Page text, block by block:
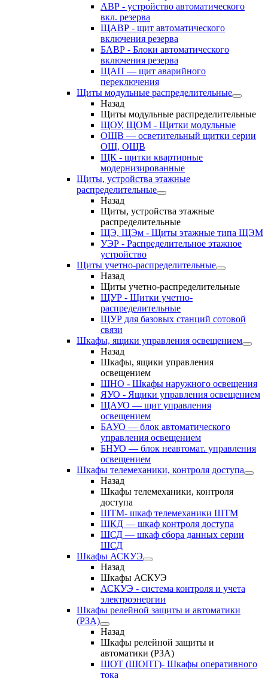
АВР - устройство автоматического
вкл. резерва
ЩАВР - щит автоматического
включения резерва
БАВР - Блоки автоматического
включения резерва
ЩАП — щит аварийного
переключения
Щиты модульные распределительные
Назад
Щиты модульные распределительные
ЩОУ, ЩОМ - Щитки модульные
ОЩВ — осветительный щитки серии
ОЩ, ОЩВ
ЩК - щитки квартирные
модернизированные
Щиты, устройства этажные
распределительные
Назад
Щиты, устройства этажные
распределительные
ЩЭ, ЩЭм - Щиты этажные типа ЩЭМ
УЭР - Распределительное этажное
устройство
Щиты учетно-распределительные
Назад
Щиты учетно-распределительные
ЩУР - Щитки учетно-
распределительные
ЩУР для базовых станций сотовой
связи
Шкафы, ящики управления освещением
Назад
Шкафы, ящики управления
освещением
ШНО - Шкафы наружного освещения
ЯУО - Ящики управления освещением
ЩАУО — щит управления
освещением
БАУО — блок автоматического
управления освещением
БНУО — блок неавтомат. управления
освещением
Шкафы телемеханики, контроля доступа
Назад
Шкафы телемеханики, контроля
доступа
ШТМ- шкаф телемеханики ШТМ
ШКД — шкаф контроля доступа
ШСД — шкаф сбора данных серии
ШСД
Шкафы АСКУЭ
Назад
Шкафы АСКУЭ
АСКУЭ - система контроля и учета
электроэнергии
Шкафы релейной защиты и автоматики
(РЗА)
Назад
Шкафы релейной защиты и
автоматики (РЗА)
ШОТ (ШОПТ)- Шкафы оперативного
тока